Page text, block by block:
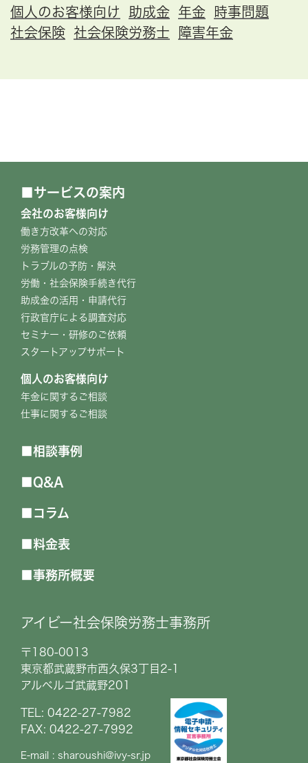
個人のお客様向け
助成金 年金
時事問題
社会保険
社会保険労務士 障害年金
サービスの案内
会社のお客様向け
働き方改革への対応
労務管理の点検
トラブルの予防・解決
労働・社会保険手続き代行
助成金の活用・申請代行
行政官庁による調査対応
セミナー・研修のご依頼
スタートアップサポート
個人のお客様向け
年金に関するご相談
仕事に関するご相談
相談事例
Q&A
コラム
料金表
事務所概要
アイビー社会保険労務士事務所
〒180-0013
東京都武蔵野市西久保3丁目2-1
アルベルゴ武蔵野201
TEL: 0422-27-7982
FAX: 0422-27-7992
E-mail : sharoushi@ivy-sr.jp